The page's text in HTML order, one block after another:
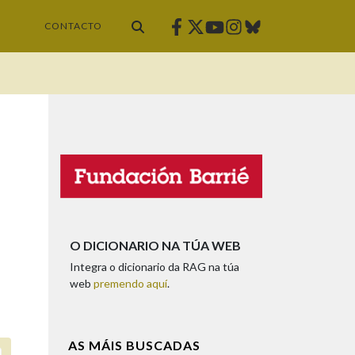
CONTACTO Facebook
Twitter
Youtube
Instagram
Bluesky
O DICIONARIO NA TÚA WEB
Integra o dicionario da RAG na túa
web premendo aquí.
AS MÁIS BUSCADAS